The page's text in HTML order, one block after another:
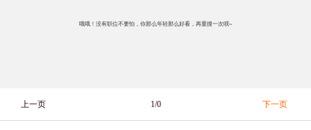
哦哦！没有职位不要怕，你那么年轻那么好看，再重搜一次呗~
上一页 1/0 下一页